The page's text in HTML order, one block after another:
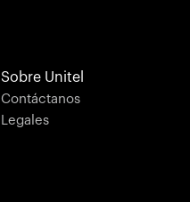
Sobre Unitel
Contáctanos
Legales